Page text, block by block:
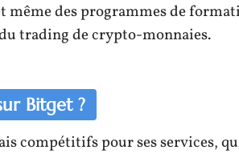
des programmes de
trading de crypto-monnaies.
Bitget ?
compétitifs pour ses services,